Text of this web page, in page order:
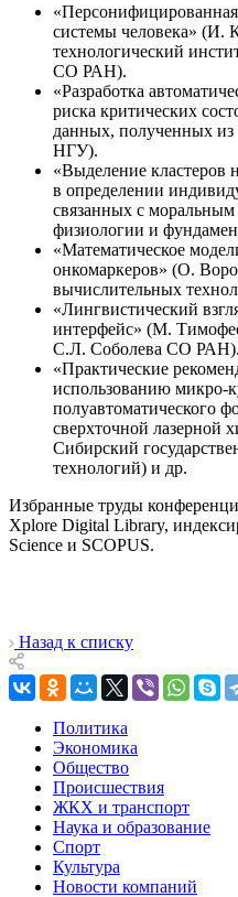
«Персонифицированная
системы человека» (И.
технологический
СО РАН).
«Разработка
риска критических
данных, полученных
НГУ).
«Выделение
в определении
связанных с
физиологии и
«Математическое
онкомаркеров» (О.
вычислительных
«Лингвистический
интерфейс» (М.
С.Л. Соболева СО РАН).
«Практические
использованию микро-
полуавтоматического
сверхточной лазерной
Сибирский
технологий) и др.
Избранные труды
Xplore Digital Library,
Science и SCOPUS.
Назад к списку
Политика
Экономика
Общество
Происшествия
ЖКХ и транспорт
Наука и образование
Спорт
Культура
Новости компаний